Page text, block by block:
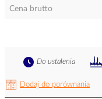
Cena brutto
Dodaj do porównania
Do ustalenia